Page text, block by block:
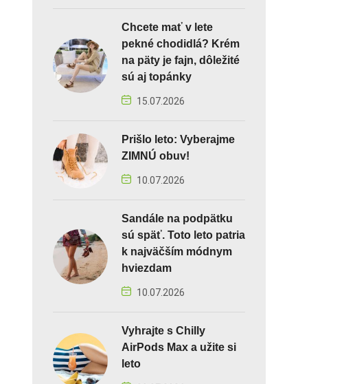
Chcete mať v lete
pekné chodidlá? Krém
na päty je fajn, dôležité
sú aj topánky
15.07.2026
Prišlo leto: Vyberajme
ZIMNÚ obuv!
10.07.2026
Sandále na podpätku
sú späť. Toto leto patria
k najväčším módnym
hviezdam
10.07.2026
Vyhrajte s Chilly
AirPods Max a užite si
leto